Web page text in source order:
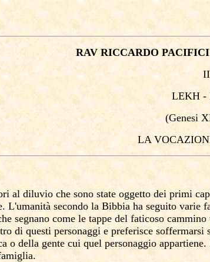
RAV RICCARDO
LEKH -
(Genesi
LA
al diluvio che sono state oggetto dei primi
secondo la Bibbia ha seguito varie
segnano come le tappe del faticoso
di questi personaggi e preferisce
o della gente cui quel personaggio